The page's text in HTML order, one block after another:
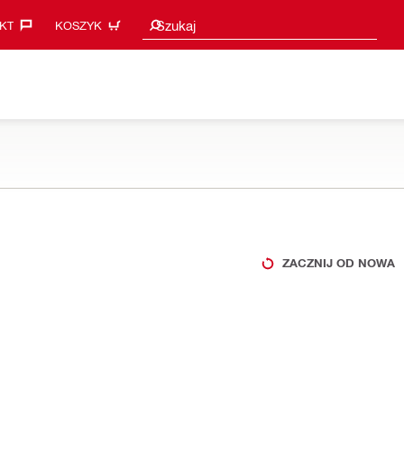
KOSZYK Szukaj
Sugestie wyszukiwania
ZACZNIJ OD NOWA